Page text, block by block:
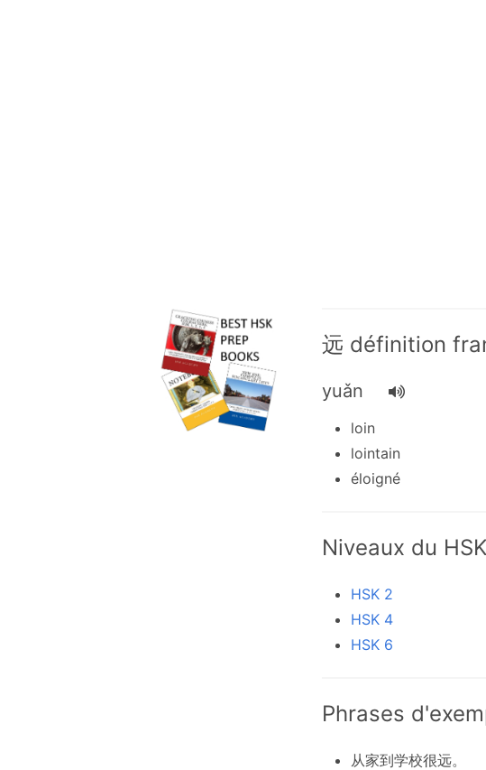
远 définition
yuǎn
loin
lointain
éloigné
Niveaux du HSK
HSK 2
HSK 4
HSK 6
Phrases
从家到学校很远。